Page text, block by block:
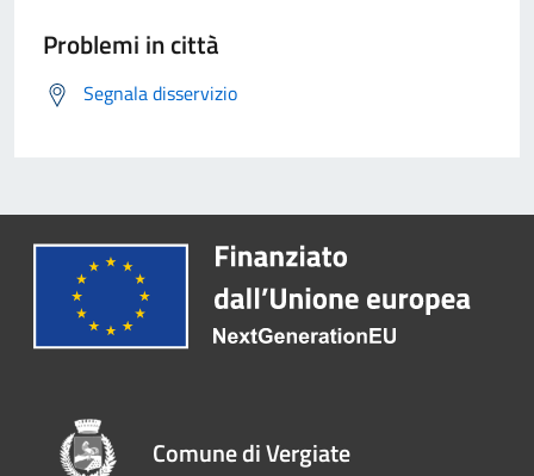
Problemi in città
Segnala disservizio
Comune di Vergiate